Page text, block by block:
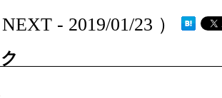
NEXT - 2019/01/23 ）